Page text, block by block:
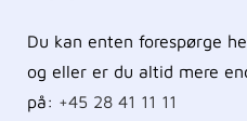
Du kan enten forespørge
og eller er du altid mere
på: +45 28 41 11 11